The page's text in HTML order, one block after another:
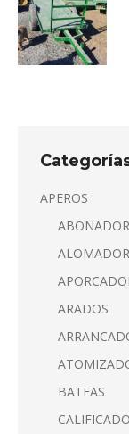
APEROS
ARADOS
BATEAS